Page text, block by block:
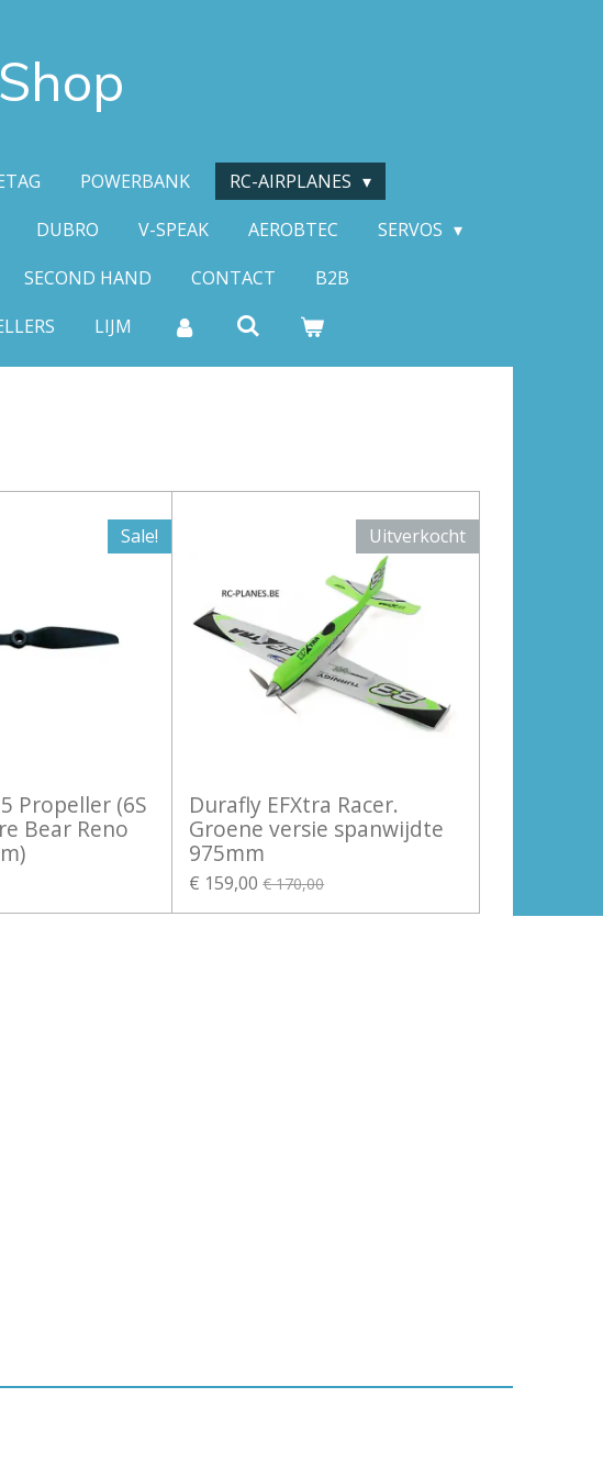
POWERBANK
RC-AIRPLANES
DUBRO V-SPEAK AEROBTEC
SERVOS
SECOND HAND CONTACT
B2B
LIJM
Sale!
Propeller (6S
Bear Reno
Uitverkocht
Durafly EFXtra Racer.
Groene versie spanwijdte
975mm
€ 159,00 € 170,00